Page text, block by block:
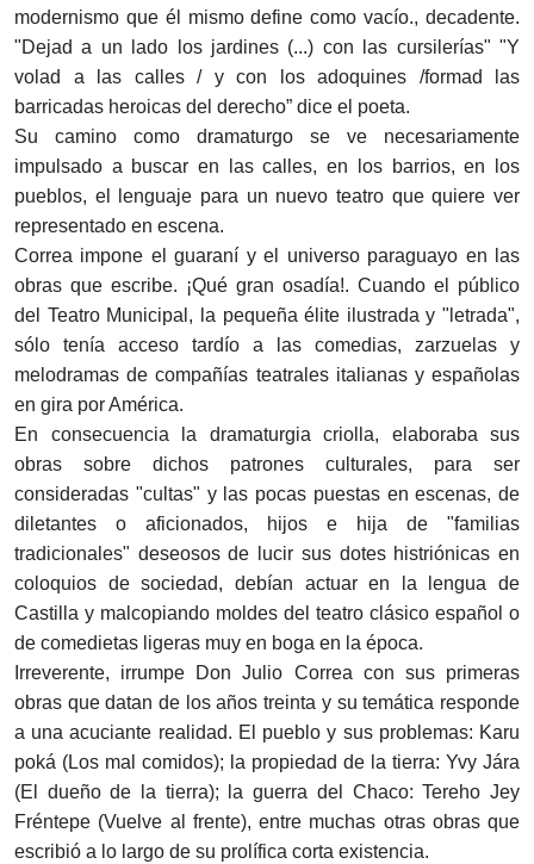
modernismo que él mismo define como vacío., decadente.
"Dejad a un lado los jardines (...) con las cursilerías" "Y
volad a las calles / y con los adoquines /formad las
barricadas heroicas del derecho” dice el poeta.
Su camino como dramaturgo se ve necesariamente
impulsado a buscar en las calles, en los barrios, en los
pueblos, el lenguaje para un nuevo teatro que quiere ver
representado en escena.
Correa impone el guaraní y el universo paraguayo en las
obras que escribe. ¡Qué gran osadía!. Cuando el público
del Teatro Municipal, la pequeña élite ilustrada y "letrada",
sólo tenía acceso tardío a las comedias, zarzuelas y
melodramas de compañías teatrales italianas y españolas
en gira por América.
En consecuencia la dramaturgia criolla, elaboraba sus
obras sobre dichos patrones culturales, para ser
consideradas "cultas" y las pocas puestas en escenas, de
diletantes o aficionados, hijos e hija de "familias
tradicionales" deseosos de lucir sus dotes histriónicas en
coloquios de sociedad, debían actuar en la lengua de
Castilla y malcopiando moldes del teatro clásico español o
de comedietas ligeras muy en boga en la época.
Irreverente, irrumpe Don Julio Correa con sus primeras
obras que datan de los años treinta y su temática responde
a una acuciante realidad. El pueblo y sus problemas: Karu
poká (Los mal comidos); la propiedad de la tierra: Yvy Jára
(El dueño de la tierra); la guerra del Chaco: Tereho Jey
Fréntepe (Vuelve al frente), entre muchas otras obras que
escribió a lo largo de su prolífica corta existencia.